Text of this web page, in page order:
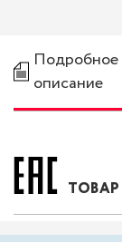
Подробное
описание